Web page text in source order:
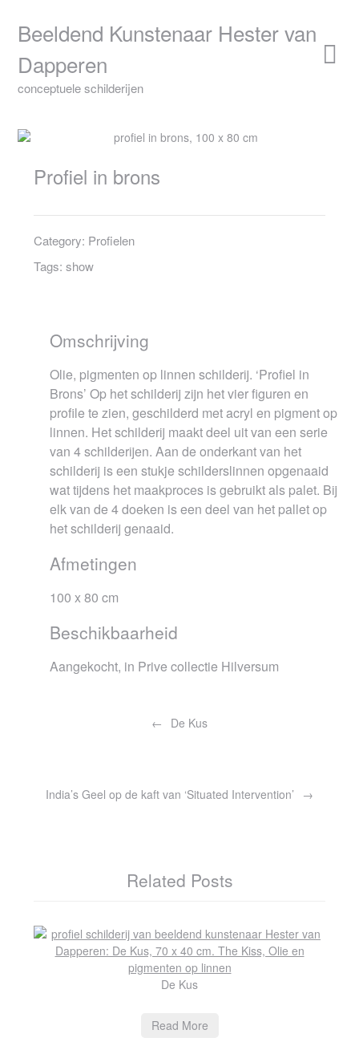
contentBeeldend Kunstenaar Hester van
Dapperen
conceptuele schilderijen
Profiel in brons
Category: Profielen
Tags:show
Omschrijving
Olie, pigmenten op linnen schilderij. ‘Profiel in
Brons’ Op het schilderij zijn het vier figuren en
profile te zien, geschilderd met acryl en pigment op
linnen. Het schilderij maakt deel uit van een serie
van 4 schilderijen. Aan de onderkant van het
schilderij is een stukje schilderslinnen opgenaaid
wat tijdens het maakproces is gebruikt als palet. Bij
elk van de 4 doeken is een deel van het pallet op
het schilderij genaaid.
Afmetingen
100 x 80 cm
Beschikbaarheid
Aangekocht, in Prive collectie Hilversum
De Kus
India’s Geel op de kaft van ‘Situated Intervention’
Related Posts
De Kus
Read More